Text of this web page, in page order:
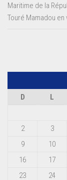
Maritime de la
Touré Mamadou en
D
L
2
3
9
10
16
17
23
24